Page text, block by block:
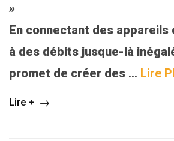
»
En connectant des appareils
à des débits jusque-là
promet de créer des … Lire
Lire +